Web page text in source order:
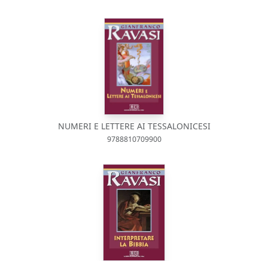
NUMERI E LETTERE AI TESSALONICESI
9788810709900